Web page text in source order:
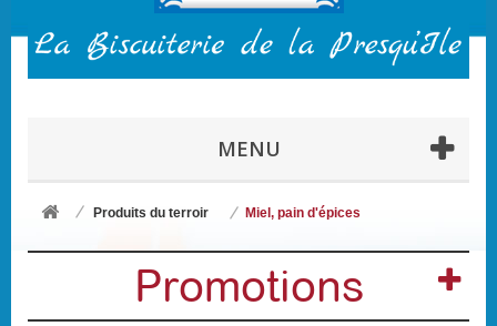
MENU
Produits du terroir Miel, pain d'épices
Promotions